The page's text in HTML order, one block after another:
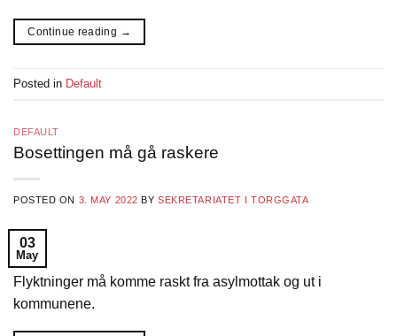
Continue reading →
Posted in Default
DEFAULT
Bosettingen må gå raskere
POSTED ON 3. MAY 2022 BYSEKRETARIATET I TORGGATA
03
May
Flyktninger må komme raskt fra asylmottak og ut i
kommunene.